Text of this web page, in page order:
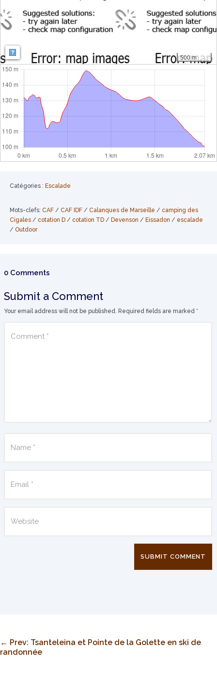
Map: Map: © OpenStreetMap contributors | Map style:
500 m
Catégories : Escalade
Mots-clefs: CAF / CAF IDF / Calanques de Marseille / camping des
Cigales / cotation D / cotation TD / Devenson / Eissadon / escalade
/ Outdoor
0 Comments
Submit a Comment
Your email address will not be published. Required fields are marked *
SUBMIT COMMENT
← Prev: Tsanteleina et Pointe de la Golette en ski de
randonnée